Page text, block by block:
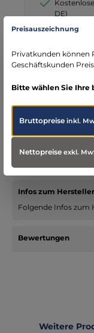
DE)
schneller
Bereich
Beschreibung
Beschreibung:
vielen durchdachten
Infos zum Hersteller
Folgende Infos zum
Bewertungen
Weitere
Preisauszeichnung
Privatkunden können
Geschäftskunden
Bitte wählen Sie Ihre
Bruttopreiseinkl.
Nettopreiseexkl.